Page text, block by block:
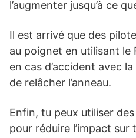
l’augmenter jusqu’à ce
Il est arrivé que des
au poignet en utilisant le
en cas d’accident avec
de relâcher l’anneau.
Enfin, tu peux utiliser
pour réduire l’impact sur